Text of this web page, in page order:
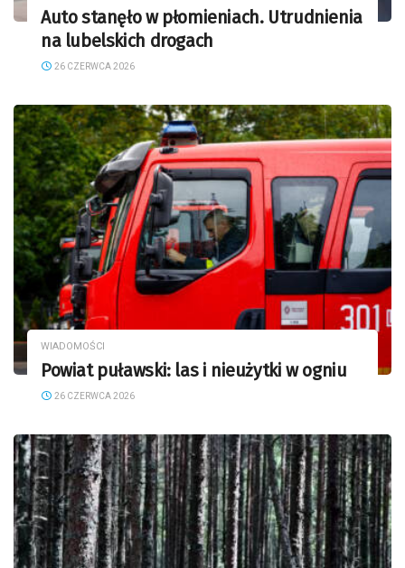
Auto stanęło w płomieniach. Utrudnienia
na lubelskich drogach
26 CZERWCA 2026
WIADOMOŚCI
Powiat puławski: las i nieużytki w ogniu
26 CZERWCA 2026